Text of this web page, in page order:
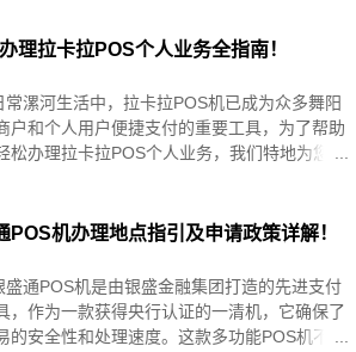
利开启便捷收款之旅。
理拉卡拉POS个人业务全指南！
常漯河生活中，拉卡拉POS机已成为众多舞阳
户和个人用户便捷支付的重要工具，为了帮助
松办理拉卡拉POS个人业务，我们特地为您整
。拉卡拉POS机简
POS机办理地点指引及申请政策详解！
盛通POS机是由银盛金融集团打造的先进支付
，作为一款获得央行认证的一清机，它确保了
的安全性和处理速度。这款多功能POS机不仅